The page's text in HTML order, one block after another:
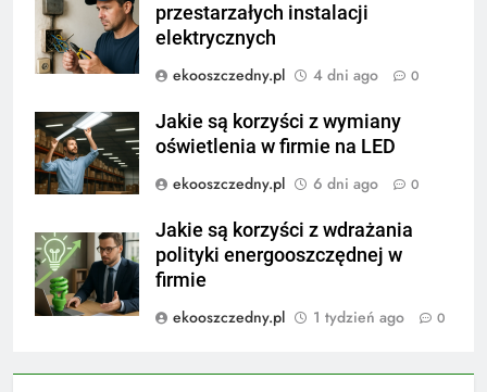
przestarzałych instalacji
elektrycznych
ekooszczedny.pl
4 dni ago 0
Jakie są korzyści z wymiany
oświetlenia w firmie na LED
ekooszczedny.pl
6 dni ago 0
Jakie są korzyści z wdrażania
polityki energooszczędnej w
firmie
ekooszczedny.pl
1 tydzień ago 0